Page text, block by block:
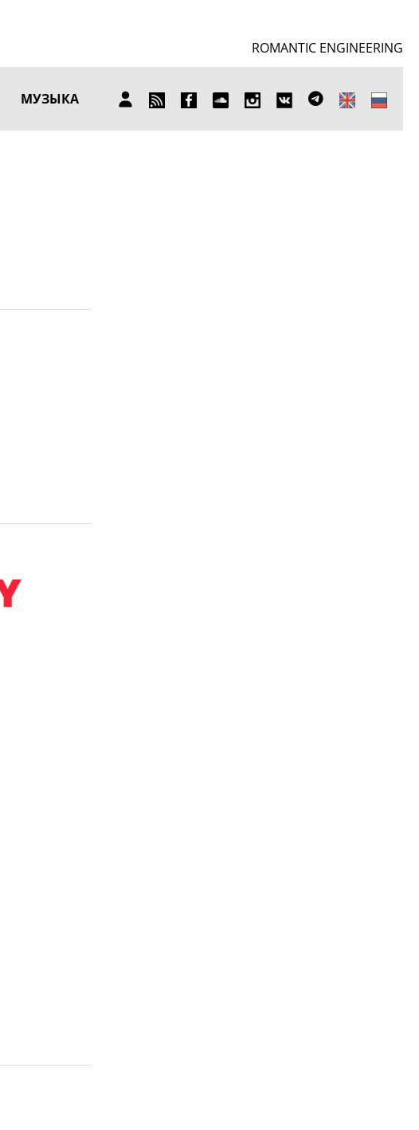
ROMANTIC ENGINEERING
МУЗЫКА
ЛИЧНЫЙ
КАБИНЕТ
SUBSCRIBE
FB SOUNDCLOUD
INSTAGRAM
ВКОНТАКТЕ
TELEGRAM